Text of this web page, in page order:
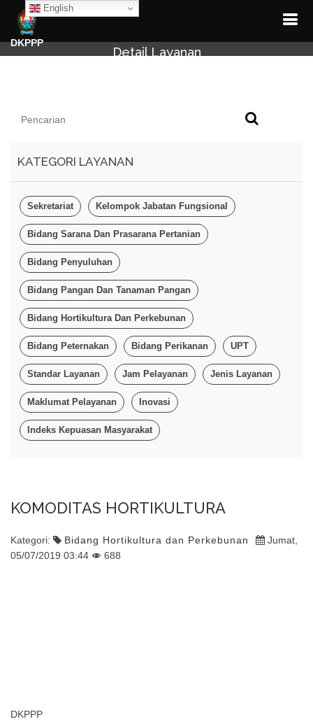
English
DKPPP
Detail Layanan
KATEGORI LAYANAN
Sekretariat Kelompok Jabatan Fungsional
Bidang Sarana Dan Prasarana Pertanian
Bidang Penyuluhan
Bidang Pangan Dan Tanaman Pangan
Bidang Hortikultura Dan Perkebunan
Bidang Peternakan Bidang Perikanan UPT
Standar Layanan Jam Pelayanan Jenis Layanan
Maklumat Pelayanan Inovasi
Indeks Kepuasan Masyarakat
KOMODITAS HORTIKULTURA
Kategori: Bidang Hortikultura dan Perkebunan
Jumat,
05/07/2019 03:44
688
DKPPP